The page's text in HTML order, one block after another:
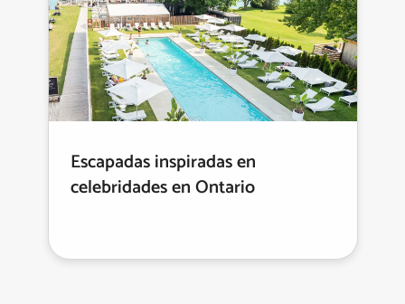
Escapadas inspiradas en
celebridades en Ontario